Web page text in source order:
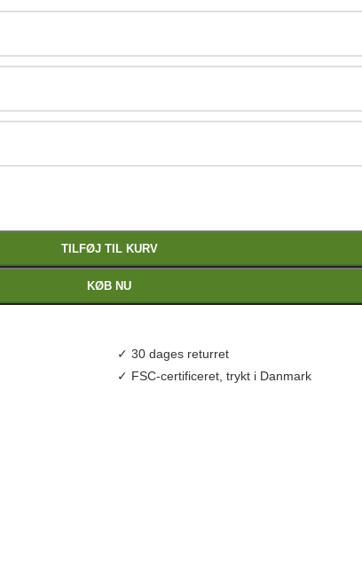
TILFØJ TIL KURV
KØB NU
✓ 30 dages returret
✓ FSC-certificeret, trykt i Danmark